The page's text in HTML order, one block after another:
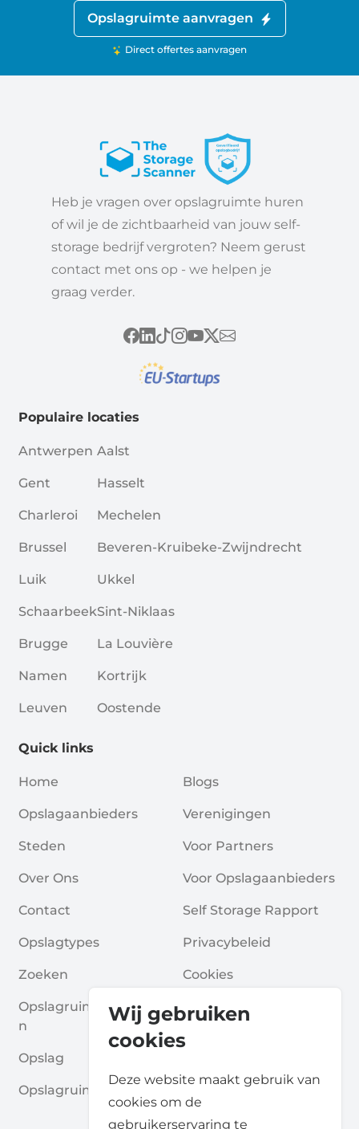
Opslagruimte aanvragen
Direct offertes aanvragen
Wij gebruiken
cookies
Deze website maakt gebruik van
cookies om de
gebruikerservaring te
Heb je vragen over opslagruimte huren
of wil je de zichtbaarheid van jouw self-
storage bedrijf vergroten? Neem gerust
contact met ons op - we helpen je
graag verder.
Populaire locaties
Antwerpen
Gent
Charleroi
Brussel
Luik
Schaarbeek
Brugge
Namen
Leuven
Aalst
Hasselt
Mechelen
Beveren-Kruibeke-Zwijndrecht
Ukkel
Sint-Niklaas
La Louvière
Kortrijk
Oostende
Quick links
Home
Opslagaanbieders
Steden
Over Ons
Contact
Opslagtypes
Zoeken
Opslagruimte Aanvrage
N
Opslag
Opslagruimte Gidsen
Blogs
Verenigingen
Voor Partners
Voor Opslagaanbieders
Self Storage Rapport
Privacybeleid
Cookies
Algemene Voorwaarde
N